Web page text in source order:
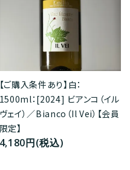
【ご購入条件あり】白：
1500ml：[2024] ビアンコ（イル
ヴェイ）／Bianco（Il Vei）【会員
限定】
4,180円(税込)